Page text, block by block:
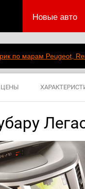
Новые авто
по марам Peugeot,
ЦЕНЫ